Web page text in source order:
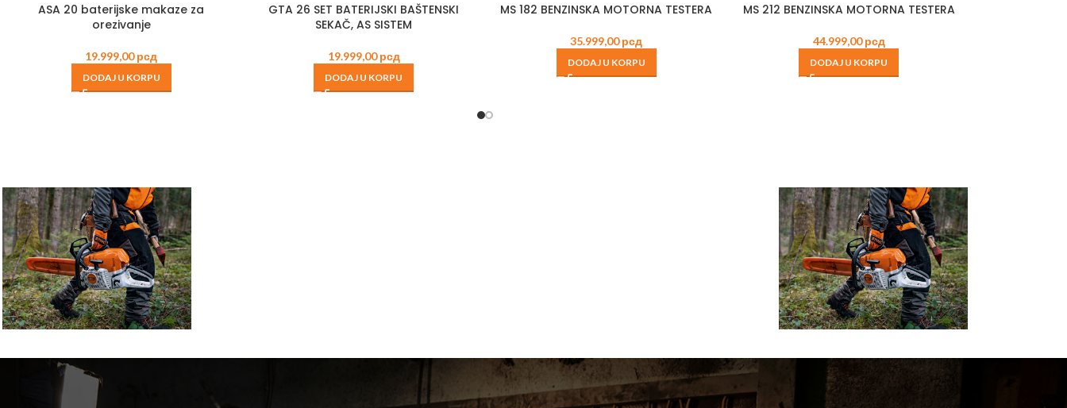
ASA 20 baterijske makaze za
orezivanje
19.999,00рсд
DODAJ U KORPU
GTA 26 SET BATERIJSKI BAŠTENSKI
SEKAČ, AS SISTEM
19.999,00рсд
DODAJ U KORPU
MS 182 BENZINSKA MOTORNA TESTERA
35.999,00рсд
DODAJ U KORPU
MS 212 BENZINSKA MOTORNA TESTERA
44.999,00рсд
DODAJ U KORPU
STIHL MAŠINE
ZAŠTITNA
OPREMA